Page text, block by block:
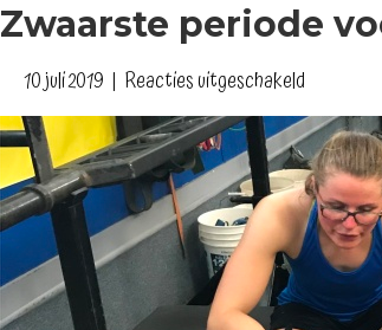
Zwaarste periode
10 juli 2019 | Reacties uitgeschakeld
Zwaarste
periode
voor
een
de
zomer